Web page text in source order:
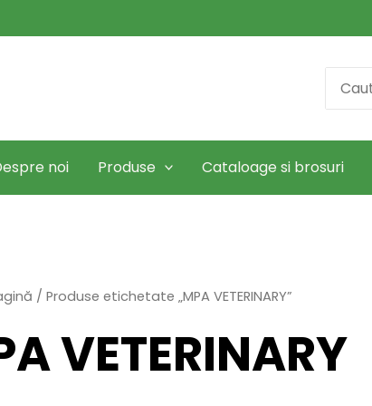
Search
noi Produse Cataloage si brosuri
/ Produse etichetate „MPA VETERINARY”
VETERINARY